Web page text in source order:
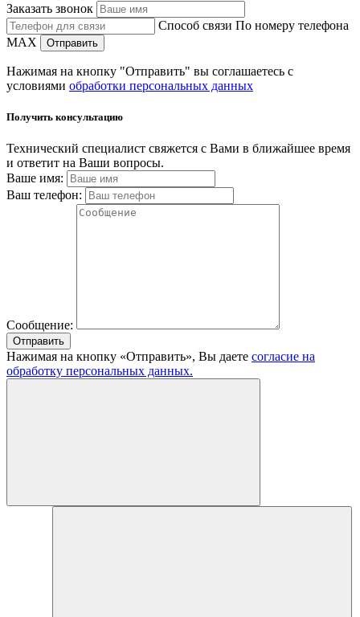
Заказать звонок
Способ связи По номеру телефона
MAX
Отправить
Нажимая на кнопку "Отправить" вы соглашаетесь с
условиями обработки персональных данных
Получить консультацию
Технический специалист свяжется с Вами в ближайшее время
и ответит на Ваши вопросы.
Ваше имя:
Ваш телефон:
Сообщение:
Отправить
Нажимая на кнопку «Отправить», Вы даете согласие на
обработку персональных данных.